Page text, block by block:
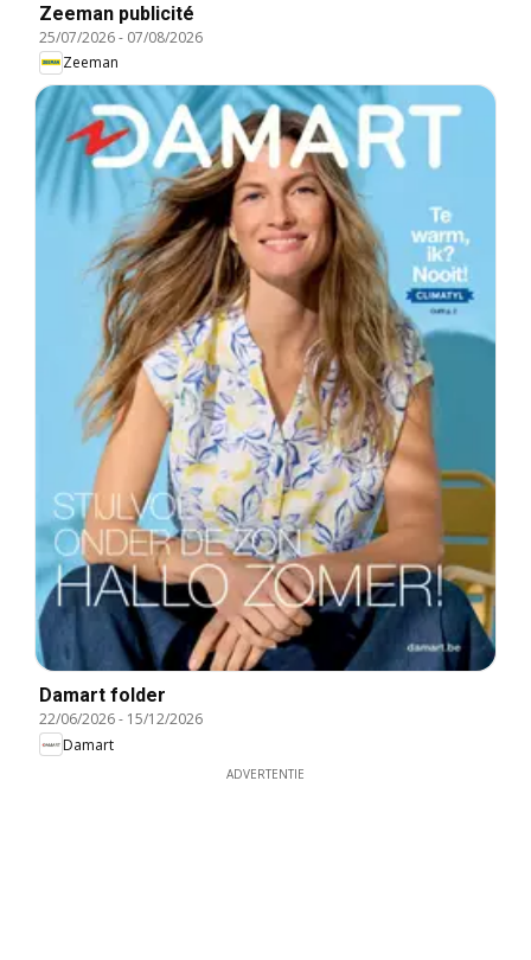
Zeeman publicité
25/07/2026- 07/08/2026
Zeeman
Damart folder
22/06/2026- 15/12/2026
Damart
ADVERTENTIE